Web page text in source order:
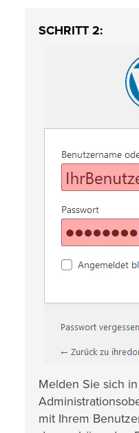
SCHRITT 2:
Melden Sie sich
mit Ihrem